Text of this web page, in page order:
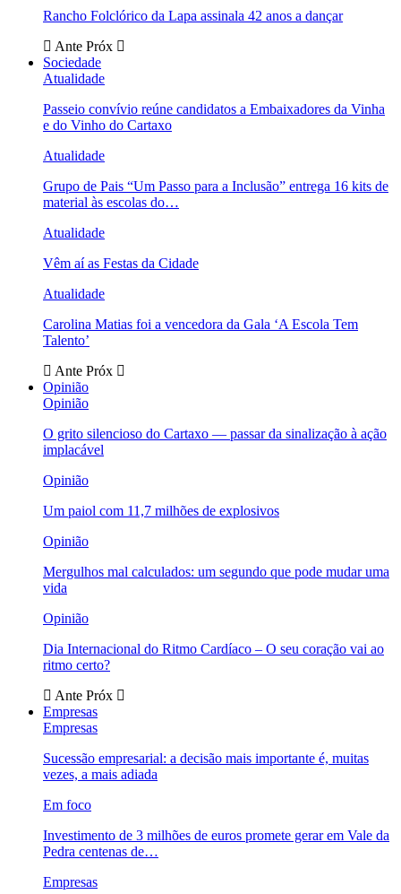
Rancho Folclórico da Lapa assinala 42 anos a dançar
Ante Próx
Sociedade
Atualidade
Passeio convívio reúne candidatos a Embaixadores da Vinha
e do Vinho do Cartaxo
Atualidade
Grupo de Pais “Um Passo para a Inclusão” entrega 16 kits de
material às escolas do…
Atualidade
Vêm aí as Festas da Cidade
Atualidade
Carolina Matias foi a vencedora da Gala ‘A Escola Tem
Talento’
Ante Próx
Opinião
Opinião
O grito silencioso do Cartaxo — passar da sinalização à ação
implacável
Opinião
Um paiol com 11,7 milhões de explosivos
Opinião
Mergulhos mal calculados: um segundo que pode mudar uma
vida
Opinião
Dia Internacional do Ritmo Cardíaco – O seu coração vai ao
ritmo certo?
Ante Próx
Empresas
Empresas
Sucessão empresarial: a decisão mais importante é, muitas
vezes, a mais adiada
Em foco
Investimento de 3 milhões de euros promete gerar em Vale da
Pedra centenas de…
Empresas